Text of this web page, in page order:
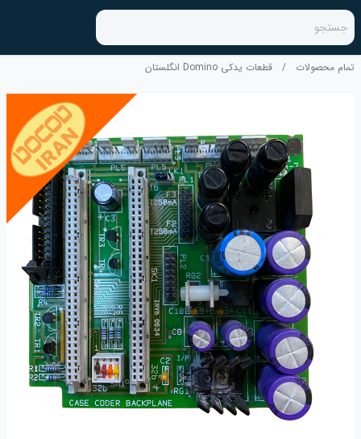
جستجو
تمام محصولات / قطعات یدکی Domino انگلستان